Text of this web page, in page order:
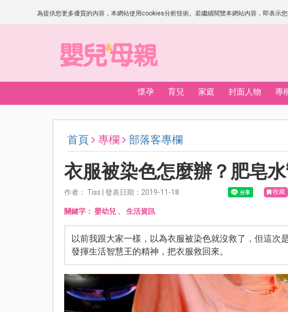
為提供您更多優質的內容，本網站使用cookies分析技術。若繼續閱覽本網站內容，即表示
懷孕 育兒 家庭 封面人物 專
首頁 專欄 部落客專欄
衣服被染色怎麼辦？肥皂
作者： Tiss | 發表日期：2019-11-18 收藏
關鍵字： 嬰幼兒、 生活資訊
以前我跟大家一樣，以為衣服被染色就沒救了，但這次
發揮生活智慧王的精神，把衣服救回來。